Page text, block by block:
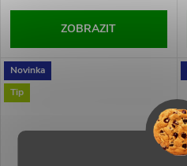
ZOBRAZIT
Novinka
Tip